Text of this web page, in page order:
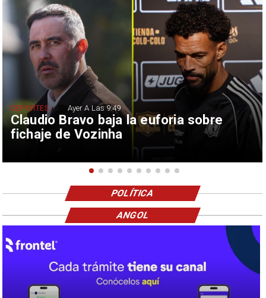
Claudio Bravo baja la euforia sobre
fichaje de Vozinha
DEPORTES Ayer A Las 9:49
POLÍTICA
ANGOL